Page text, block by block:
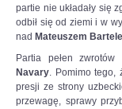
SZACHIŚCI
ZDJĘCIA
Z
partie nie układały się
odbił się od ziemi i w
nad Mateuszem
Partia pełen
Navary. Pomimo tego,
presji ze strony
przewagę, sprawy